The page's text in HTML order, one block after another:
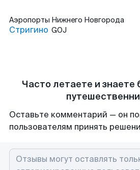
Аэропорты Нижнего Новгорода
Стригино GOJ
Часто летаете и знаете
Оставьте комментарий — он
пользователям принять